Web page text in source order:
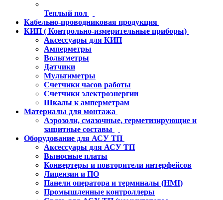
Теплый пол
Кабельно-проводниковая продукция
КИП ( Контрольно-измерительные приборы)
Аксессуары для КИП
Амперметры
Вольтметры
Датчики
Мультиметры
Счетчики часов работы
Счетчики электроэнергии
Шкалы к амперметрам
Материалы для монтажа
Аэрозоли, смазочные, герметизирующие и
защитные составы
Оборудование для АСУ ТП
Аксессуары для АСУ ТП
Выносные платы
Конвертеры и повторители интерфейсов
Лицензии и ПО
Панели оператора и терминалы (HMI)
Промышленные контроллеры